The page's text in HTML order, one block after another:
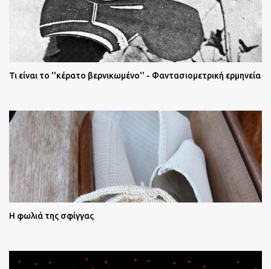
Τι είναι το ''κέρατο βερνικωμένο'' - Φαντασιομετρική ερμηνεία
Η φωλιά της σφίγγας